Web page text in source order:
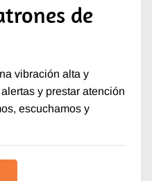
de
vibración alta y
y prestar atención
escuchamos y